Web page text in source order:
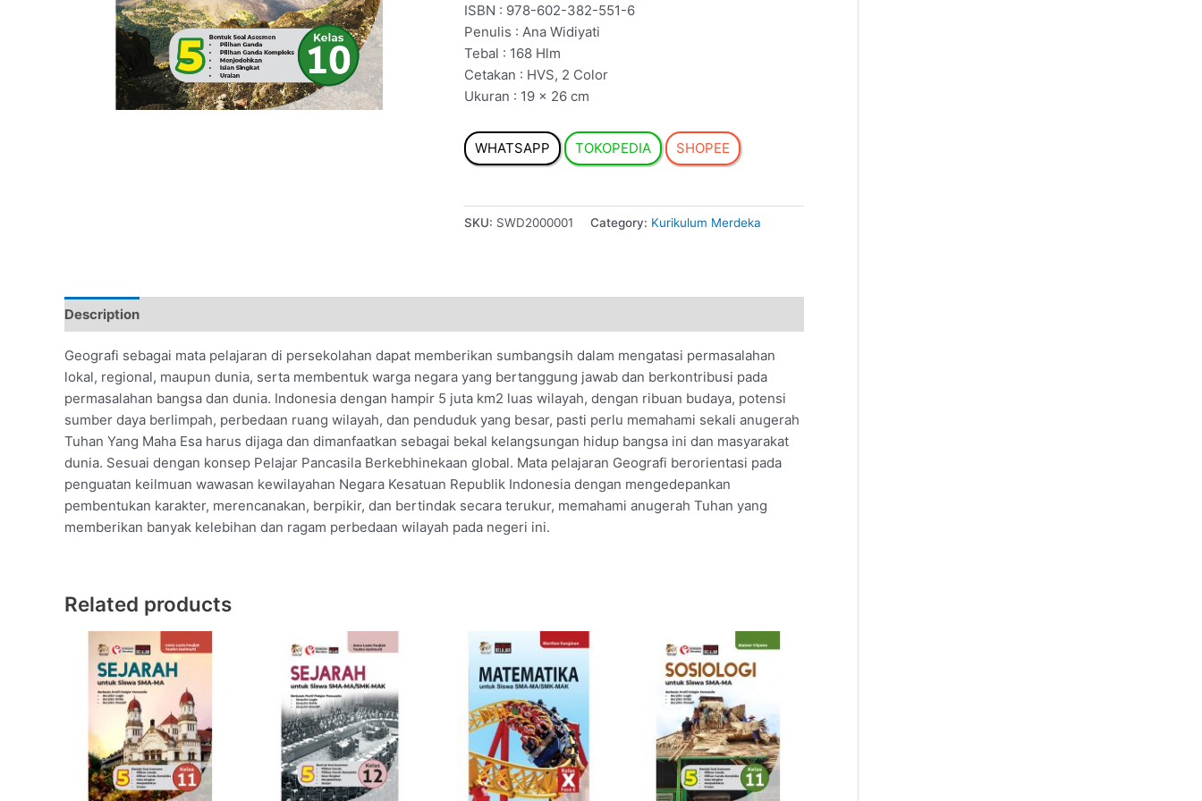
ISBN : 978-602-382-551-6
Penulis : Ana Widiyati
Tebal : 168 Hlm
Cetakan : HVS, 2 Color
Ukuran : 19 × 26 cm
WHATSAPP TOKOPEDIA SHOPEE
SKU: SWD2000001 Category: Kurikulum Merdeka
Description
Geografi sebagai mata pelajaran di persekolahan dapat memberikan sumbangsih dalam mengatasi permasalahan
lokal, regional, maupun dunia, serta membentuk warga negara yang bertanggung jawab dan berkontribusi pada
permasalahan bangsa dan dunia. Indonesia dengan hampir 5 juta km2 luas wilayah, dengan ribuan budaya, potensi
sumber daya berlimpah, perbedaan ruang wilayah, dan penduduk yang besar, pasti perlu memahami sekali anugerah
Tuhan Yang Maha Esa harus dijaga dan dimanfaatkan sebagai bekal kelangsungan hidup bangsa ini dan masyarakat
dunia. Sesuai dengan konsep Pelajar Pancasila Berkebhinekaan global. Mata pelajaran Geografi berorientasi pada
penguatan keilmuan wawasan kewilayahan Negara Kesatuan Republik Indonesia dengan mengedepankan
pembentukan karakter, merencanakan, berpikir, dan bertindak secara terukur, memahami anugerah Tuhan yang
memberikan banyak kelebihan dan ragam perbedaan wilayah pada negeri ini.
Related products